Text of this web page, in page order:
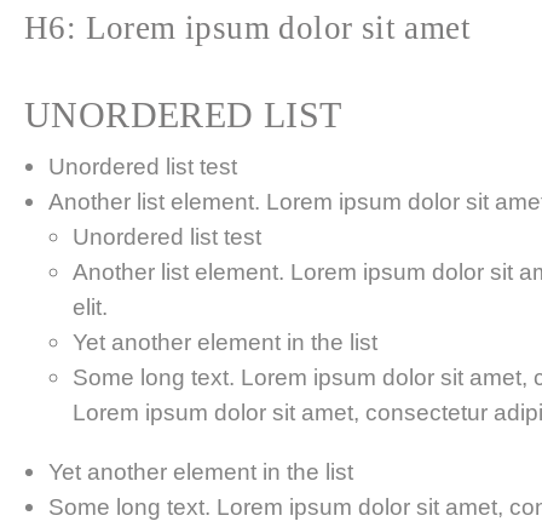
H6: Lorem ipsum dolor sit amet
UNORDERED LIST
Unordered list test
Another list element. Lorem ipsum dolor sit
Unordered list test
Another list element. Lorem ipsum dolor sit
elit.
Yet another element in the list
Some long text. Lorem ipsum dolor sit amet,
Lorem ipsum dolor sit amet, consectetur
Yet another element in the list
Some long text. Lorem ipsum dolor sit amet,